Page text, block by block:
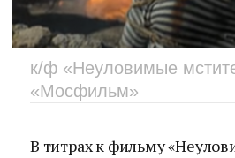
к/ф «Неуловимые
«Мосфильм»
В титрах к фильму